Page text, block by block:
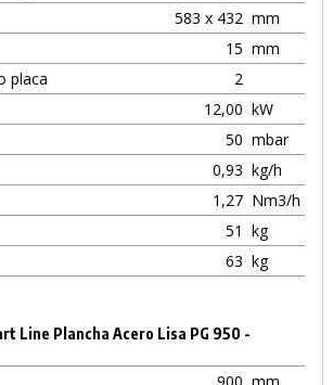
583 x 432 mm
15 mm
placa
2
12,00 kW
50 mbar
0,93 kg/h
1,27 Nm3/h
51
kg
63 kg
Line Plancha Acero Lisa PG 950 -